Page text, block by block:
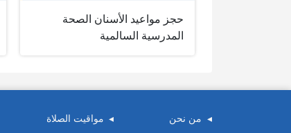
حجز مواعيد الأسنان الصحة
المدرسية السالمية
من نحن مواقيت الصلاة